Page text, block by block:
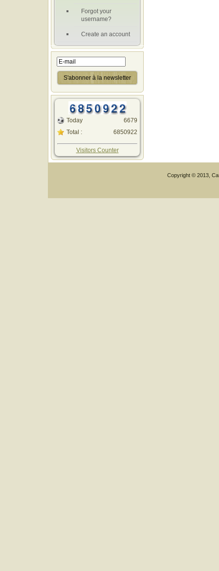
Forgot your
username?
Create an account
Today
Total :
6679
6850922
Visitors Counter
Copyright © 2013,